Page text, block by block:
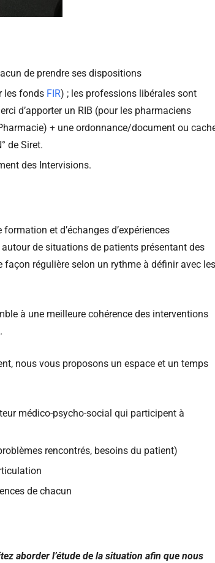
de prendre ses dispositions
les fonds FIR) ; les professions libérales sont
d’apporter un RIB (pour les pharmaciens
+ une ordonnance/document ou
de Siret.
des Intervisions.
et d’échanges d’expériences
de situations de patients présentant des
régulière selon un rythme à définir avec les
à une meilleure cohérence des interventions
nous vous proposons un espace et un temps
médico-psycho-social qui participent à
rencontrés, besoins du patient)
de chacun
aborder l’étude de la situation afin que nous